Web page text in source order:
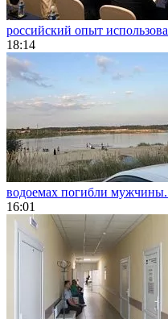
российский опыт
18:14
водоемах погибли
16:01